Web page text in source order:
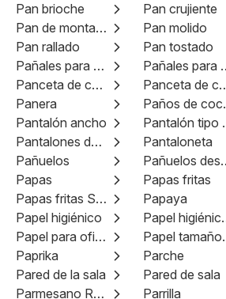
Pan brioche
Pan crujiente
Pan de montaña
Pan molido
Pan rallado
Pan tostado
Pañales para bebé
Panceta de cerdo asada
Panceta de
Panera
Pantalón ancho
Pantalones de trabajo
Pantaloneta
Pañuelos
Papas
Papas fritas
Papas fritas Strážnice
Papaya
Papel higiénico
Papel
Papel para oficina
Paprika
Parche
Pared de la sala
Pared de sala
Parmesano Reggiano
Parrilla